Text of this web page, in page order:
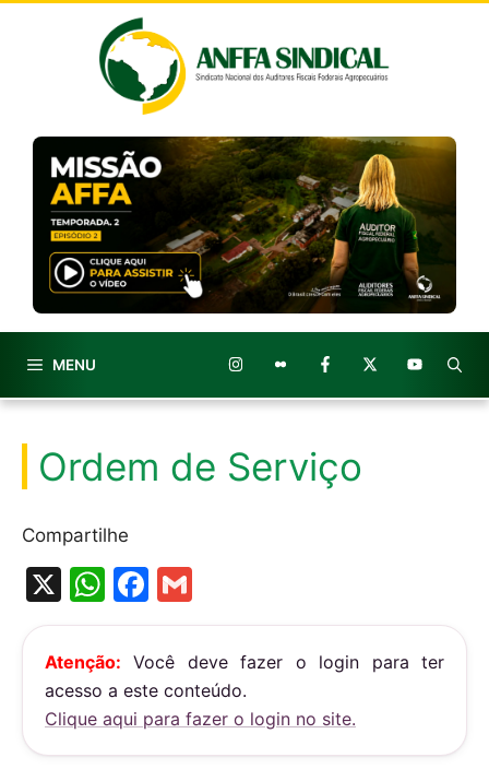
MENU
Ordem de Serviço
Compartilhe
X
W
h
at
s
A
p
F
a
c
e
b
o
m
ai
l
Atenção: Você deve fazer o login para ter
acesso a este conteúdo.
Clique aqui para fazer o login no site.